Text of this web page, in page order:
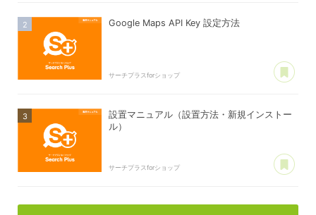
Google Maps API Key 設定方法
サーチプラスforショップ
設置マニュアル（設置方法・新規インストー
ル）
サーチプラスforショップ